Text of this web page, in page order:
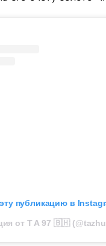
публикацию в
от T A 97 🇧🇭